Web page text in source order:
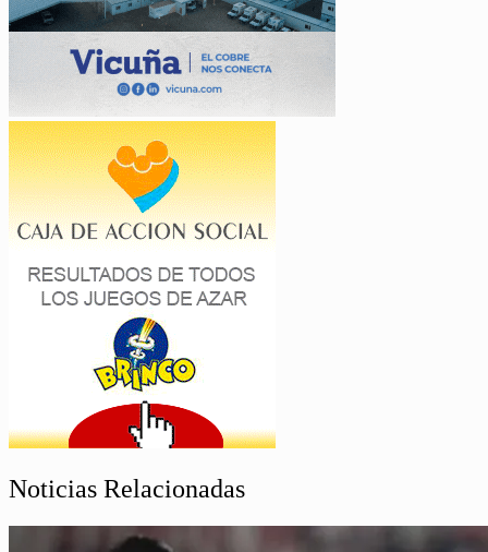
Noticias Relacionadas